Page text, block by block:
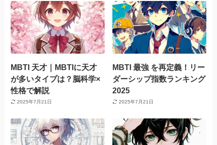
MBTI 天才｜MBTIに天才
が多いタイプは？脳科学×
性格で解説
2025年7月21日
MBTI 最強 を再定義！リー
ダーシップ指数ランキング
2025
2025年7月21日